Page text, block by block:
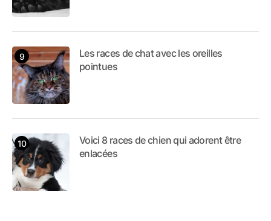
Les races de chat avec les oreilles
pointues
Voici 8 races de chien qui adorent être
enlacées